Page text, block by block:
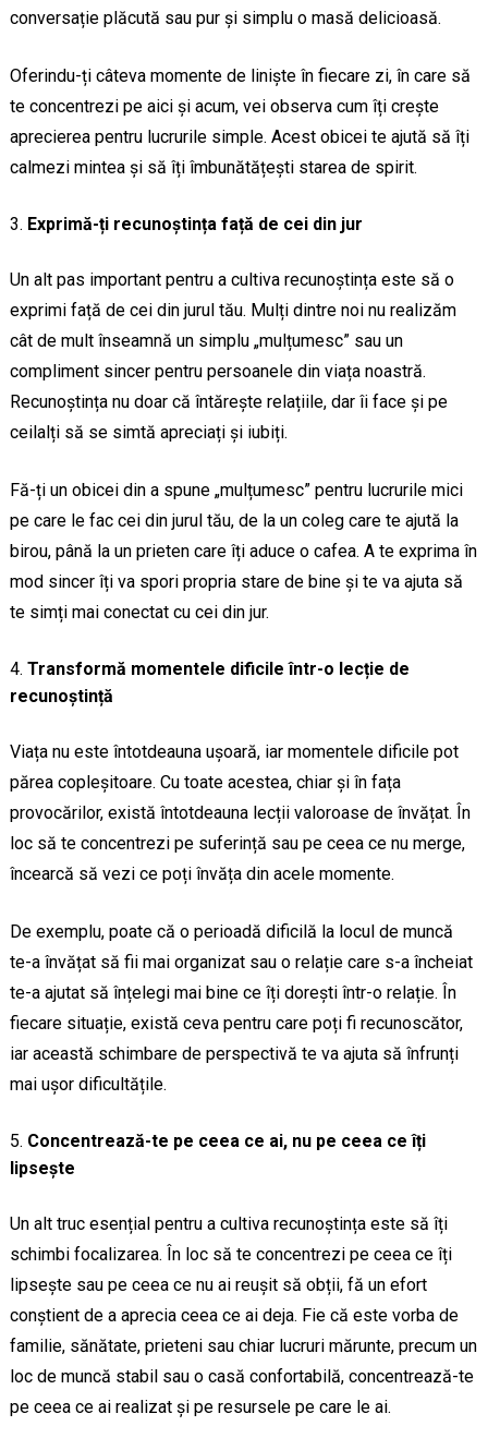
conversație plăcută sau pur și simplu o masă delicioasă.
Oferindu-ți câteva momente de liniște în fiecare zi, în care să
te concentrezi pe aici și acum, vei observa cum îți crește
aprecierea pentru lucrurile simple. Acest obicei te ajută să îți
calmezi mintea și să îți îmbunătățești starea de spirit.
Exprimă-ți recunoștința față de cei din jur
Un alt pas important pentru a cultiva recunoștința este să o
exprimi față de cei din jurul tău. Mulți dintre noi nu realizăm
cât de mult înseamnă un simplu „mulțumesc” sau un
compliment sincer pentru persoanele din viața noastră.
Recunoștința nu doar că întărește relațiile, dar îi face și pe
ceilalți să se simtă apreciați și iubiți.
Fă-ți un obicei din a spune „mulțumesc” pentru lucrurile mici
pe care le fac cei din jurul tău, de la un coleg care te ajută la
birou, până la un prieten care îți aduce o cafea. A te exprima în
mod sincer îți va spori propria stare de bine și te va ajuta să
te simți mai conectat cu cei din jur.
Transformă momentele dificile într-o lecție de
recunoștință
Viața nu este întotdeauna ușoară, iar momentele dificile pot
părea copleșitoare. Cu toate acestea, chiar și în fața
provocărilor, există întotdeauna lecții valoroase de învățat. În
loc să te concentrezi pe suferință sau pe ceea ce nu merge,
încearcă să vezi ce poți învăța din acele momente.
De exemplu, poate că o perioadă dificilă la locul de muncă
te-a învățat să fii mai organizat sau o relație care s-a încheiat
te-a ajutat să înțelegi mai bine ce îți dorești într-o relație. În
fiecare situație, există ceva pentru care poți fi recunoscător,
iar această schimbare de perspectivă te va ajuta să înfrunți
mai ușor dificultățile.
Concentrează-te pe ceea ce ai, nu pe ceea ce îți
lipsește
Un alt truc esențial pentru a cultiva recunoștința este să îți
schimbi focalizarea. În loc să te concentrezi pe ceea ce îți
lipsește sau pe ceea ce nu ai reușit să obții, fă un efort
conștient de a aprecia ceea ce ai deja. Fie că este vorba de
familie, sănătate, prieteni sau chiar lucruri mărunte, precum un
loc de muncă stabil sau o casă confortabilă, concentrează-te
pe ceea ce ai realizat și pe resursele pe care le ai.